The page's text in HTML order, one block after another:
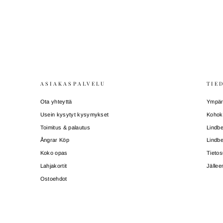
ASIAKASPALVELU
Ota yhteyttä
Usein kysytyt kysymykset
Toimitus & palautus
Ångrar Köp
Koko opas
Lahjakortit
Ostoehdot